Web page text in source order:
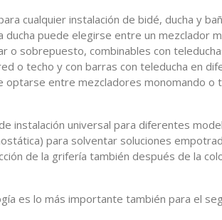
cualquier instalación de bidé, ducha y
puede elegirse entre un mezclador
o sobrepuesto, combinables con
o techo y con barras con teleducha en
optarse entre mezcladores monomando o
instalación universal para diferentes
para solventar soluciones
de la grifería también después de la
es lo más importante también para el